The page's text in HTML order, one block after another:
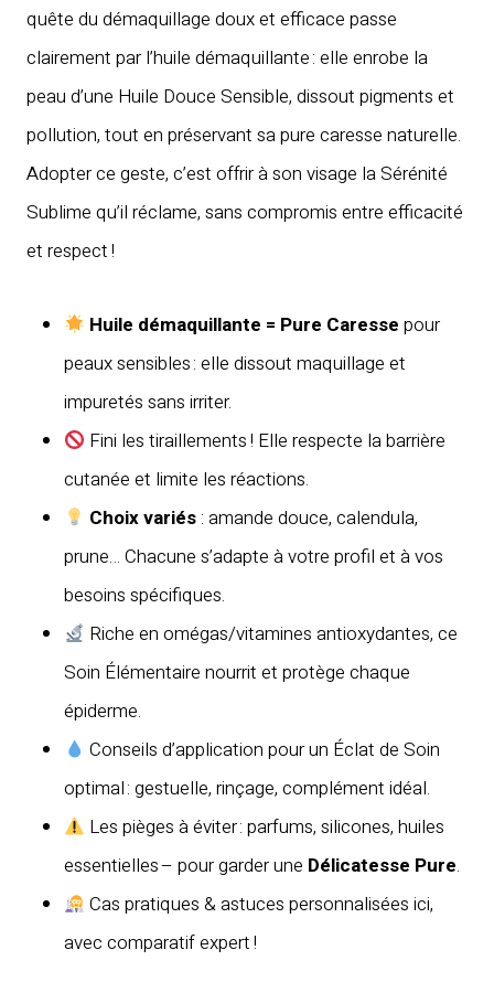
quête du démaquillage doux et efficace passe
clairement par l’huile démaquillante : elle enrobe la
peau d’une Huile Douce Sensible, dissout pigments et
pollution, tout en préservant sa pure caresse naturelle.
Adopter ce geste, c’est offrir à son visage la Sérénité
Sublime qu’il réclame, sans compromis entre efficacité
et respect !
Huile démaquillante = Pure Caresse pour
peaux sensibles : elle dissout maquillage et
impuretés sans irriter.
Fini les tiraillements ! Elle respecte la barrière
cutanée et limite les réactions.
Choix variés : amande douce, calendula,
prune… Chacune s’adapte à votre profil et à vos
besoins spécifiques.
Riche en omégas/vitamines antioxydantes, ce
Soin Élémentaire nourrit et protège chaque
épiderme.
Conseils d’application pour un Éclat de Soin
optimal : gestuelle, rinçage, complément idéal.
Les pièges à éviter : parfums, silicones, huiles
essentielles – pour garder une Délicatesse Pure.
Cas pratiques & astuces personnalisées ici,
avec comparatif expert !